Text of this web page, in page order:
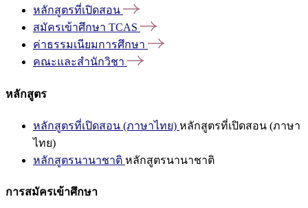
หลักสูตรที่เปิดสอน
สมัครเข้าศึกษา TCAS
ค่าธรรมเนียมการศึกษา
คณะและสำนักวิชา
หลักสูตร
หลักสูตรที่เปิดสอน (ภาษาไทย) หลักสูตรที่เปิดสอน (ภาษา
ไทย)
หลักสูตรนานาชาติ หลักสูตรนานาชาติ
การสมัครเข้าศึกษา